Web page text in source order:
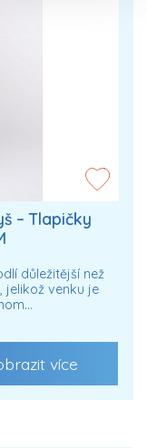
– Tlapičky
důležitější než
jelikož venku je
více